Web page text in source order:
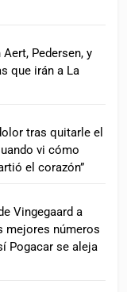
Pedersen, y
que irán a La
tras quitarle el
vi cómo
el corazón”
Vingegaard a
mejores números
Pogacar se aleja